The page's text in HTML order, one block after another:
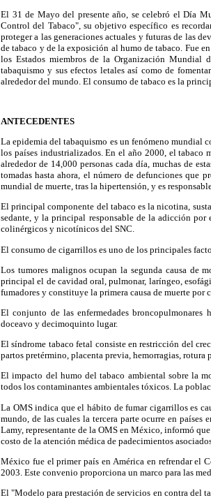
El 31 de Mayo del presente año, se celebró el Día
Control del Tabaco", su objetivo específico es
proteger a las generaciones actuales y futuras de las
de tabaco y de la exposición al humo de tabaco. Fue
los Estados miembros de la Organización
tabaquismo y sus efectos letales así como de
alrededor del mundo. El consumo de tabaco es la
ANTECEDENTES
La epidemia del tabaquismo es un fenómeno mundial
los países industrializados. En el año 2000, el tabaco
alrededor de 14,000 personas cada día, muchas de
tomadas hasta ahora, el número de defunciones que
mundial de muerte, tras la hipertensión, y es
El principal componente del tabaco es la nicotina,
sedante, y la principal responsable de la adicción
colinérgicos y nicotínicos del SNC.
El consumo de cigarrillos es uno de los principales
Los tumores malignos ocupan la segunda causa de
principal el de cavidad oral, pulmonar, laríngeo,
fumadores y constituye la primera causa de muerte por
El conjunto de las enfermedades
doceavo y decimoquinto lugar.
El síndrome tabaco fetal consiste en restricción del
partos pretérmino, placenta previa, hemorragias,
El impacto del humo del tabaco ambiental sobre la
todos los contaminantes ambientales tóxicos. La
La OMS indica que el hábito de fumar cigarrillos es
mundo, de las cuales la tercera parte ocurre en
Lamy, representante de la OMS en México, informó
costo de la atención médica de padecimientos
México fue el primer país en América en refrendar el
2003. Este convenio proporciona un marco para las
El "Modelo para prestación de servicios en contra del